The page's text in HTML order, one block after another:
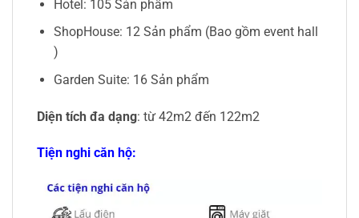
Hotel: 105 Sản phẩm
ShopHouse: 12 Sản phẩm (Bao gồm event hall
)
Garden Suite: 16 Sản phẩm
Diện tích đa dạng: từ 42m2 đến 122m2
Tiện nghi căn hộ: